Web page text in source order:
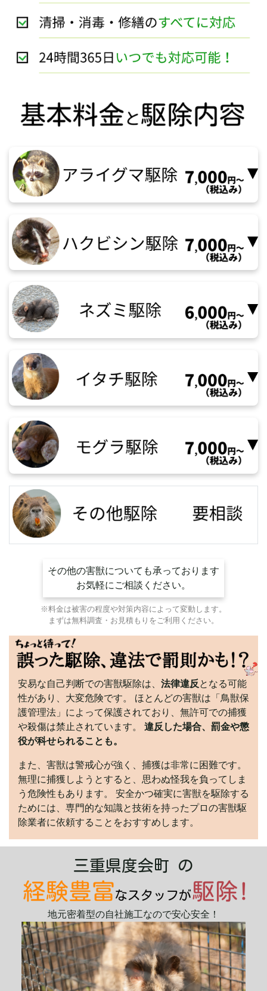
その他の害獣についても承っております
お気軽にご相談ください。
※料金は被害の程度や対策内容によって変動します。
まずは無料調査・お見積もりをご利用ください。
安易な自己判断での害獣駆除は、 法律違反 となる可能
性があり、大変危険です。 ほとんどの害獣は「鳥獣保
護管理法」によって保護されており、無許可での捕獲
や殺傷は禁止されています。 違反した場合、罰金や懲
役が科せられることも。
また、害獣は警戒心が強く、捕獲は非常に困難です。
無理に捕獲しようとすると、思わぬ怪我を負ってしま
う危険性もあります。 安全かつ確実に害獣を駆除する
ためには、専門的な知識と技術を持ったプロの害獣駆
除業者に依頼することをおすすめします。
三重県度会町 の
地元密着型の自社施工なので安心安全！